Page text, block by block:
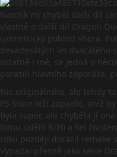
Natolik mi chyběl další díl
vlastně o další díl Dragon
izometrický pohled shora.
devadesátých let dvacátého
ostatně i mě, se jedná o
porazili hlavního záporáka,
Nic originálního, ale tehdy
PS Store leží zapadlé, aniž
Byla super, ale chyběla jí
tomu udělil 8/10 a šel
roku později dorazil remake
Vypadal přesně jako série